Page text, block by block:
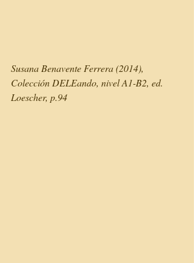
Susana Benavente Ferrera (2014),
Colección DELEando, nivel A1-B2, ed.
Loescher, p.94